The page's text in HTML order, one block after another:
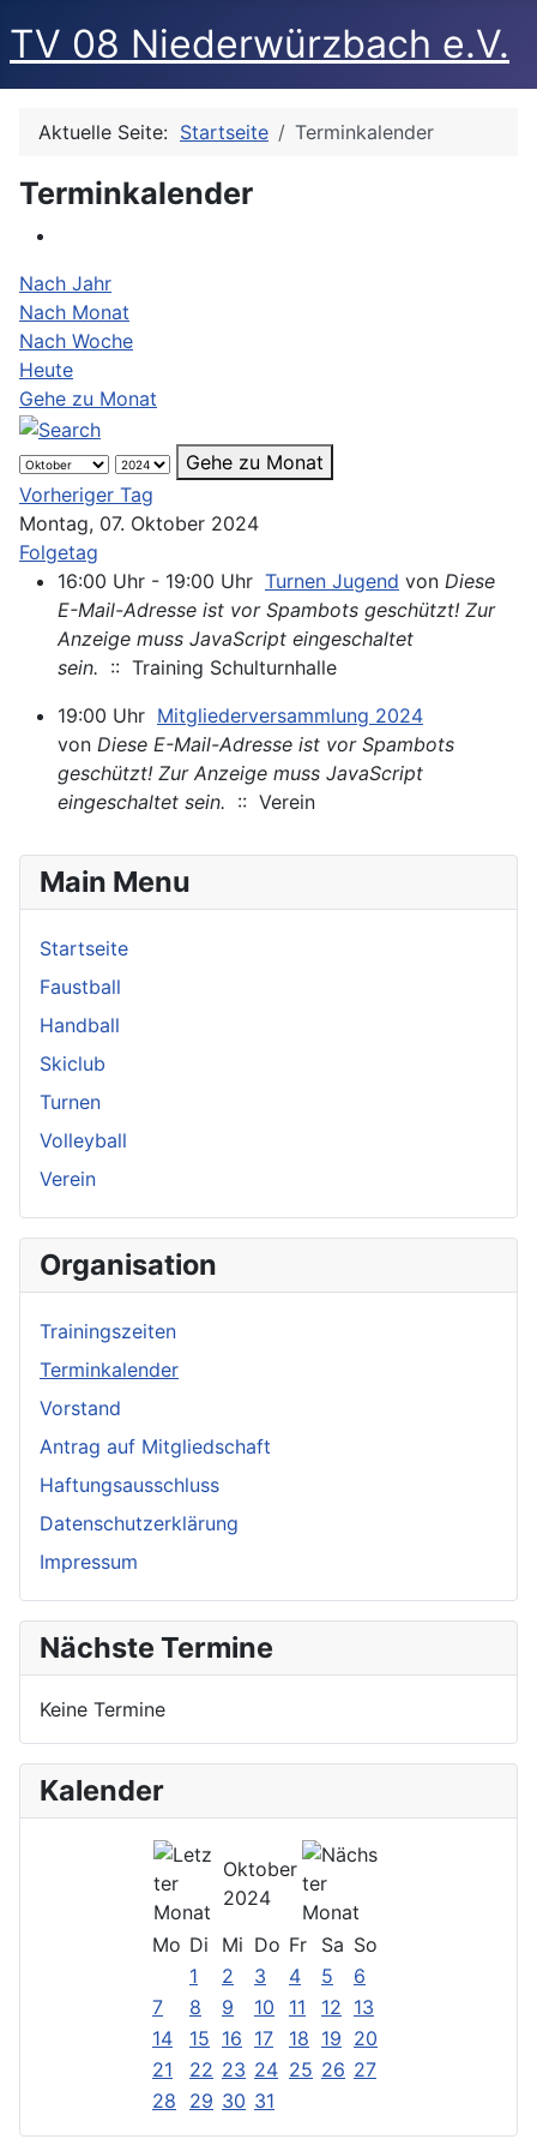
TV 08 Niederwürzbach e.V.
Aktuelle Seite: Startseite Terminkalender
Terminkalender
Nach Jahr
Nach Monat
Nach Woche
Heute
Gehe zu Monat
Gehe zu Monat
Vorheriger Tag
Montag, 07. Oktober 2024
Folgetag
16:00 Uhr - 19:00 Uhr Turnen Jugend von Diese
E-Mail-Adresse ist vor Spambots geschützt! Zur
Anzeige muss JavaScript eingeschaltet
sein. :: Training Schulturnhalle
19:00 Uhr Mitgliederversammlung 2024
von Diese E-Mail-Adresse ist vor Spambots
geschützt! Zur Anzeige muss JavaScript
eingeschaltet sein. :: Verein
Main Menu
Startseite
Faustball
Handball
Skiclub
Turnen
Volleyball
Verein
Organisation
Trainingszeiten
Terminkalender
Vorstand
Antrag auf Mitgliedschaft
Haftungsausschluss
Datenschutzerklärung
Impressum
Nächste Termine
Keine Termine
Kalender
Oktober
2024
Mo Di Mi Do Fr Sa So
1
2 3 4 5
6
7
8 9 10 11 12 13
14
15 16 17 18 19 20
21
22 23 24 25 26 27
28
29 30 31